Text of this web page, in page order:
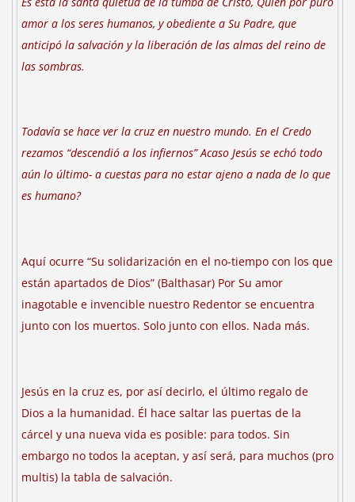
amor a los seres humanos, y obediente a Su Padre, que
anticipó la salvación y la liberación de las almas del reino de
las sombras.
Todavía se hace ver la cruz en nuestro mundo. En el Credo
rezamos “descendió a los infiernos” Acaso Jesús se echó todo
aún lo último- a cuestas para no estar ajeno a nada de lo que
es humano?
Aquí ocurre “Su solidarización en el no-tiempo con los que
están apartados de Dios” (Balthasar) Por Su amor
inagotable e invencible nuestro Redentor se encuentra
junto con los muertos. Solo junto con ellos. Nada más.
Jesús en la cruz es, por así decirlo, el último regalo de
Dios a la humanidad. Él hace saltar las puertas de la
cárcel y una nueva vida es posible: para todos. Sin
embargo no todos la aceptan, y así será, para muchos (pro
multis) la tabla de salvación.